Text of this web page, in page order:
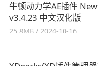
牛顿动力学AE插件
v3.4.23 中文汉化版
25.8MB /2024-10-16